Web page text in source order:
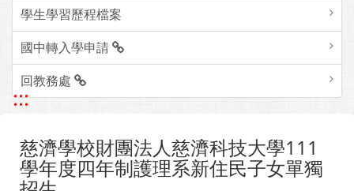
學生學習歷程檔案
國中轉入學申請
回教務處
:::
慈濟學校財團法人慈濟科技大學111
學年度四年制護理系新住民子女單獨